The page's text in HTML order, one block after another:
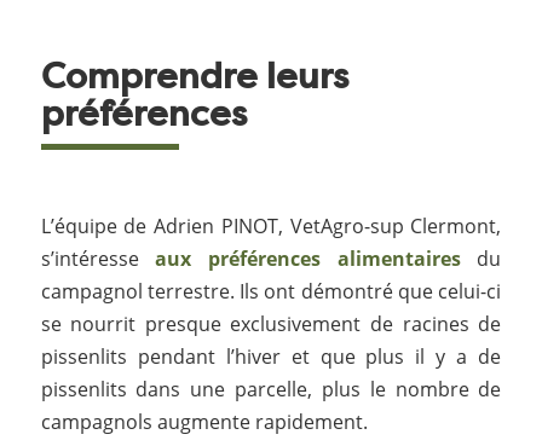
Comprendre leurs
préférences
L’équipe de Adrien PINOT, VetAgro-sup Clermont,
s’intéresseaux préférences alimentairesdu
campagnol terrestre. Ils ont démontré que celui-ci
se nourrit presque exclusivement de racines de
pissenlits pendant l’hiver et que plus il y a de
pissenlits dans une parcelle, plus le nombre de
campagnols augmente rapidement.